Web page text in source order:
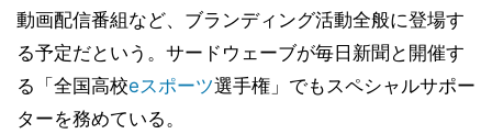
動画配信番組など、ブランディング活動全般に登場す
る予定だという。サードウェーブが毎日新聞と開催す
る「全国高校eスポーツ選手権」でもスペシャルサポー
ターを務めている。